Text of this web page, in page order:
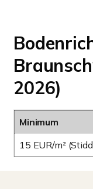
2026)
Minimum
15 EUR/m²